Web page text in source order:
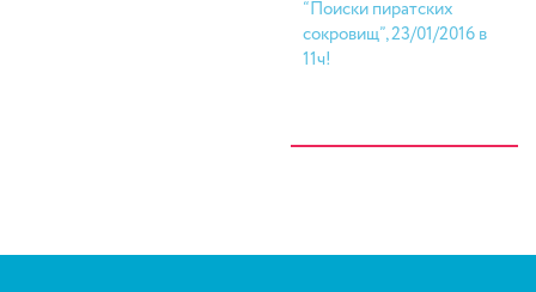
“Поиски пиратских
сокровищ”, 23/01/2016 в
11ч!